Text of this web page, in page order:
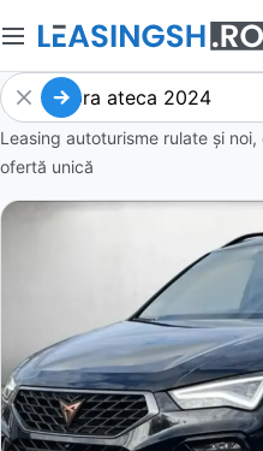
Leasing autoturisme rulate și
ofertă unică